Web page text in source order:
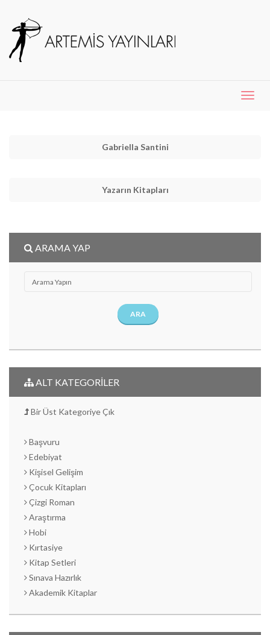
Gabriella Santini
Yazarın Kitapları
ARAMA YAP
ARA
ALT KATEGORİLER
Bir Üst Kategoriye Çık
Başvuru
Edebiyat
Kişisel Gelişim
Çocuk Kitapları
Çizgi Roman
Araştırma
Hobi
Kırtasiye
Kitap Setleri
Sınava Hazırlık
Akademik Kitaplar